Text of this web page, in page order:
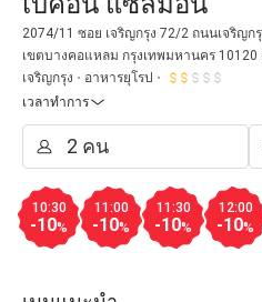
2074/11 ซอย เจริญกรุง 72/2 ถนนเจริญ
เขตบางคอแหลม กรุงเทพมหานคร 10120
เจริญกรุง
อาหารยุโรป
เวลาทำการ
10:30
-10%
11:00
-10%
11:30
-10%
12:00
-10%